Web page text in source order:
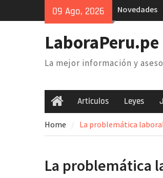
09 Ago, 2026 Novedades
LaboraPeru.pe
La mejor información y
HomeArticulos Leyes
Home La problemática
La problemática